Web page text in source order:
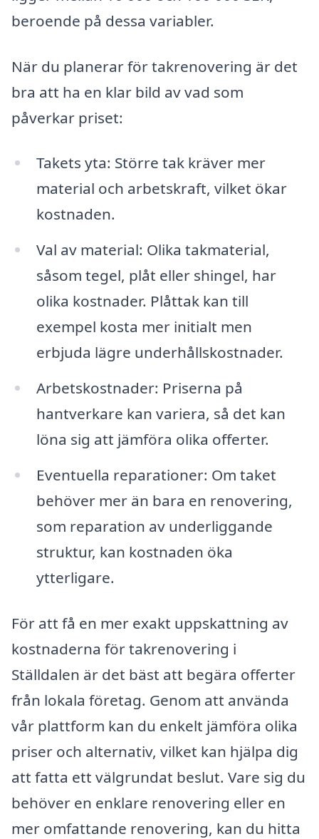
beroende på dessa variabler.
När du planerar för takrenovering är det
bra att ha en klar bild av vad som
påverkar priset:
Takets yta: Större tak kräver mer
material och arbetskraft, vilket ökar
kostnaden.
Val av material: Olika takmaterial,
såsom tegel, plåt eller shingel, har
olika kostnader. Plåttak kan till
exempel kosta mer initialt men
erbjuda lägre underhållskostnader.
Arbetskostnader: Priserna på
hantverkare kan variera, så det kan
löna sig att jämföra olika offerter.
Eventuella reparationer: Om taket
behöver mer än bara en renovering,
som reparation av underliggande
struktur, kan kostnaden öka
ytterligare.
För att få en mer exakt uppskattning av
kostnaderna för takrenovering i
Ställdalen är det bäst att begära offerter
från lokala företag. Genom att använda
vår plattform kan du enkelt jämföra olika
priser och alternativ, vilket kan hjälpa dig
att fatta ett välgrundat beslut. Vare sig du
behöver en enklare renovering eller en
mer omfattande renovering, kan du hitta